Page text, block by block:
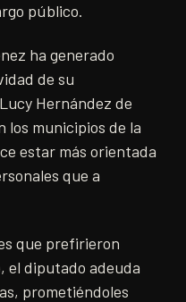
público.
ha generado
de su
Hernández de
los municipios de la
estar más orientada
que a
que prefirieron
el diputado adeuda
prometiéndoles